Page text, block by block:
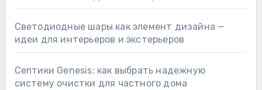
Светодиодные шары как элемент дизайна —
идеи для интерьеров и экстерьеров
Септики Genesis: как выбрать надежную
систему очистки для частного дома